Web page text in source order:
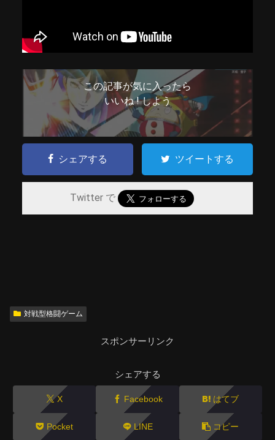
この記事が気に入ったら
いいね ! しよう
シェアする ツイートする
Twitter で
対戦型格闘ゲーム
スポンサーリンク
シェアする
X Facebook はてブ
Pocket LINE コピー